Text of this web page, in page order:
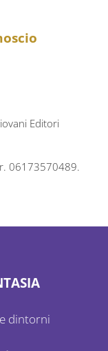
Editori
06173570489.
dintorni